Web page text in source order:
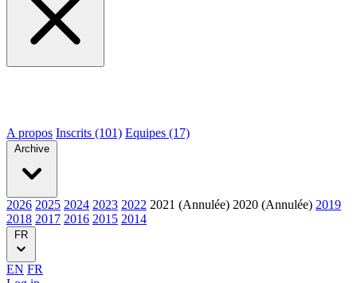
A propos Inscrits (101) Equipes (17)
Archive
2026 2025 2024 2023 2022 2021 (Annulée) 2020 (Annulée) 2019
2018 2017 2016 2015 2014
FR
EN FR